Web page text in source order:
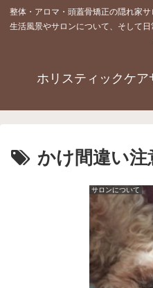
整体・アロマ・頭蓋骨矯正の隠れ家
生活風景やサロンについて、そして
ホリスティックケ
かけ間違い注
サロンについて